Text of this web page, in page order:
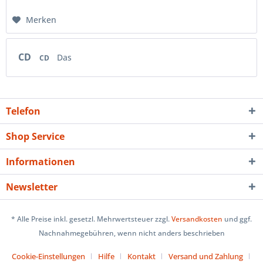
Merken
CD CD Das
Telefon
Shop Service
Informationen
Newsletter
* Alle Preise inkl. gesetzl. Mehrwertsteuer zzgl.Versandkosten und ggf.
Nachnahmegebühren, wenn nicht anders beschrieben
Cookie-Einstellungen Hilfe Kontakt
Versand und Zahlung